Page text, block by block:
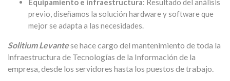
Equipamiento e infraestructura: Resultado del análisis
previo, diseñamos la solución hardware y software que
mejor se adapta a las necesidades.
Solitium Levantese hace cargo del mantenimiento de toda la
infraestructura de Tecnologías de la Información de la
empresa, desde los servidores hasta los puestos de trabajo.